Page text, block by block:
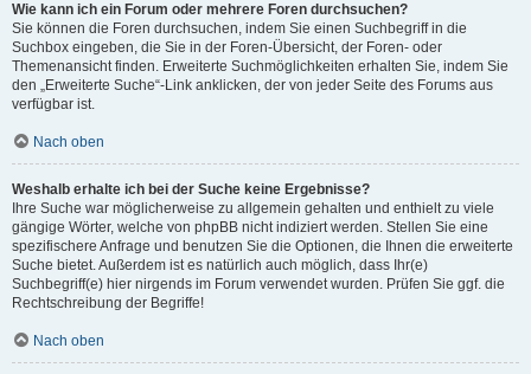
Wie kann ich ein Forum oder mehrere Foren durchsuchen?
Sie können die Foren durchsuchen, indem Sie einen Suchbegriff in die
Suchbox eingeben, die Sie in der Foren-Übersicht, der Foren- oder
Themenansicht finden. Erweiterte Suchmöglichkeiten erhalten Sie, indem Sie
den „Erweiterte Suche“-Link anklicken, der von jeder Seite des Forums aus
verfügbar ist.
Nach oben
Weshalb erhalte ich bei der Suche keine Ergebnisse?
Ihre Suche war möglicherweise zu allgemein gehalten und enthielt zu viele
gängige Wörter, welche von phpBB nicht indiziert werden. Stellen Sie eine
spezifischere Anfrage und benutzen Sie die Optionen, die Ihnen die erweiterte
Suche bietet. Außerdem ist es natürlich auch möglich, dass Ihr(e)
Suchbegriff(e) hier nirgends im Forum verwendet wurden. Prüfen Sie ggf. die
Rechtschreibung der Begriffe!
Nach oben